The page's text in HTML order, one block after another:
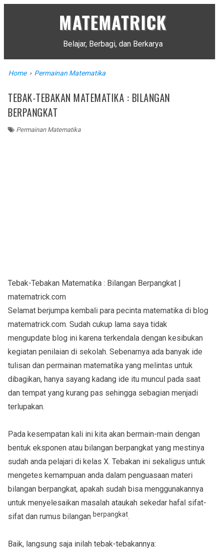
MATEMATRICK
Belajar, Berbagi, dan Berkarya
Home › Permainan Matematika
TEBAK-TEBAKAN MATEMATIKA : BILANGAN
BERPANGKAT
Permainan Matematika
Tebak-Tebakan Matematika : Bilangan Berpangkat |
matematrick.com
Selamat berjumpa kembali para pecinta matematika di blog
matematrick.com. Sudah cukup lama saya tidak
mengupdate blog ini karena terkendala dengan kesibukan
kegiatan penilaian di sekolah. Sebenarnya ada banyak ide
tulisan dan permainan matematika yang melintas untuk
dibagikan, hanya sayang kadang ide itu muncul pada saat
dan tempat yang kurang pas sehingga sebagian menjadi
terlupakan.
Pada kesempatan kali ini kita akan bermain-main dengan
bentuk eksponen atau bilangan berpangkat yang mestinya
sudah anda pelajari di kelas X. Tebakan ini sekaligus untuk
mengetes kemampuan anda dalam penguasaan materi
bilangan berpangkat, apakah sudah bisa menggunakannya
untuk menyelesaikan masalah ataukah sekedar hafal sifat-
sifat dan rumus bilangan berpangkat.
Baik, langsung saja inilah tebak-tebakannya: